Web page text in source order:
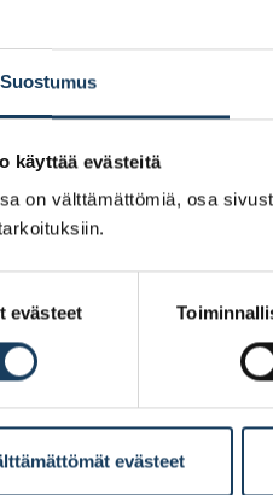
Suostumus
käyttää evästeitä
on välttämättömiä, osa
evästeet
evästeet
muiden
soveltamista.
selvitetään lisäksi
tilit tulevat edellisen
teemaksi eri
kehitetään kaikissa
ennaltaehkäisemään
eri koulutusasteilla